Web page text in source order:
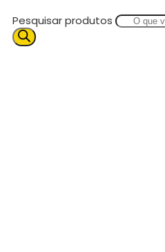
Pesquisar produtos